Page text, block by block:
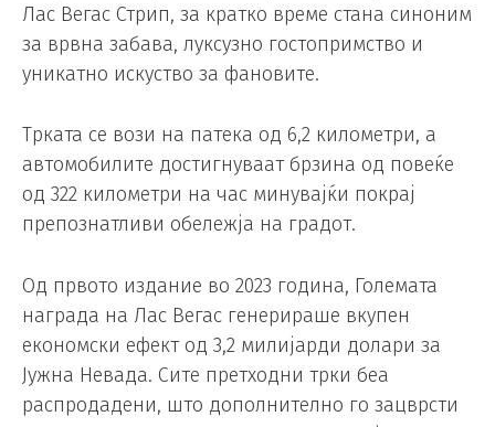
Лас Вегас Стрип, за кратко време стана синоним
за врвна забава, луксузно гостопримство и
уникатно искуство за фановите.
Трката се вози на патека од 6,2 километри, а
автомобилите достигнуваат брзина од повеќе
од 322 километри на час минувајќи покрај
препознатливи обележја на градот.
Од првото издание во 2023 година, Големата
награда на Лас Вегас генерираше вкупен
економски ефект од 3,2 милијарди долари за
Јужна Невада. Сите претходни трки беа
распродадени, што дополнително го зацврсти